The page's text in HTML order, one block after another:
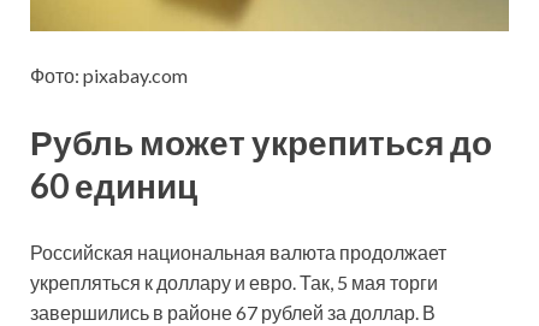
Фото: pixabay.com
Рубль может укрепиться до
60 единиц
Российская национальная валюта продолжает
укрепляться к доллару и евро. Так, 5 мая торги
завершились в районе 67 рублей за доллар. В